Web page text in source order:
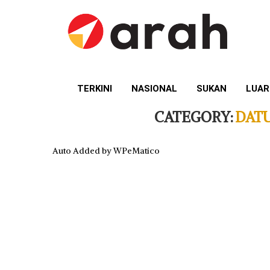
TERKINI NASIONAL SUKAN
CATEGORY:
Auto Added by WPeMatico